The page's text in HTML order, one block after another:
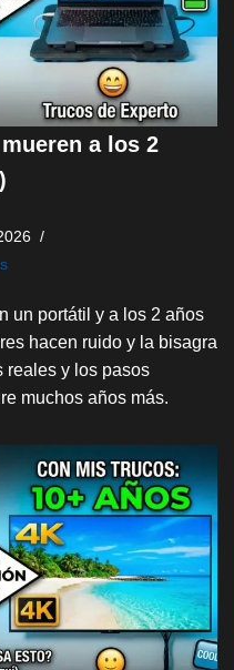
a los 2
un portátil y a los 2 años
hacen ruido y la bisagra
reales y los pasos
muchos años más.